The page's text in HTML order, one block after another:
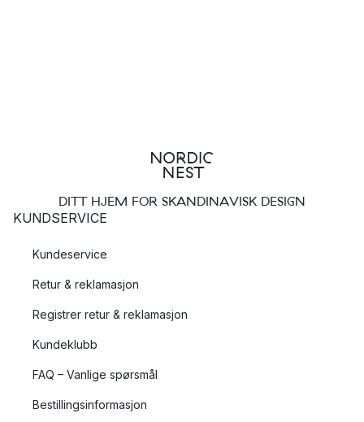
DITT HJEM FOR SKANDINAVISK DESIGN
KUNDSERVICE
Kundeservice
Retur & reklamasjon
Registrer retur & reklamasjon
Kundeklubb
FAQ – Vanlige spørsmål
Bestillingsinformasjon